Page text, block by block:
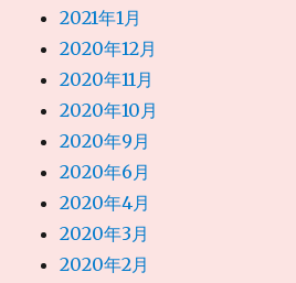
2021年1月
2020年12月
2020年11月
2020年10月
2020年9月
2020年6月
2020年4月
2020年3月
2020年2月